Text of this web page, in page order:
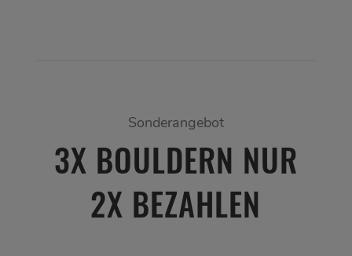
Sonderangebot
3X BOULDERN NUR
2X BEZAHLEN